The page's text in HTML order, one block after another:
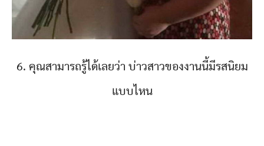
6. คุณสามารถรู้ได้เลยว่า บ่าวสาวของงานนี้มีรสนิยม
แบบไหน